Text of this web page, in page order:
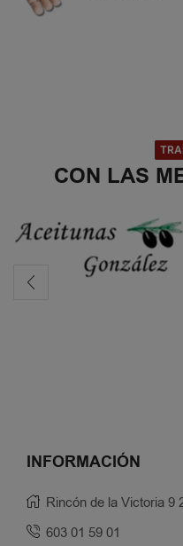
CON LAS
INFORMACIÓN
Rincón de la Victoria 9
603 01 59 01